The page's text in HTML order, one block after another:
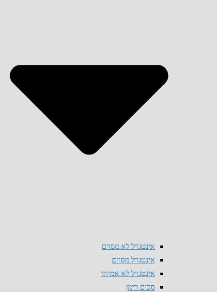
אינטגרל לא מסוים
אינטגרל מסוים
אינטגרל לא אמיתי
סכום רימן